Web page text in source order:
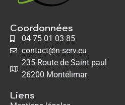
Coordonnées
04 75 01 03 85
contact@n-serv.eu
235 Route de Saint paul
26200 Montélimar
Liens